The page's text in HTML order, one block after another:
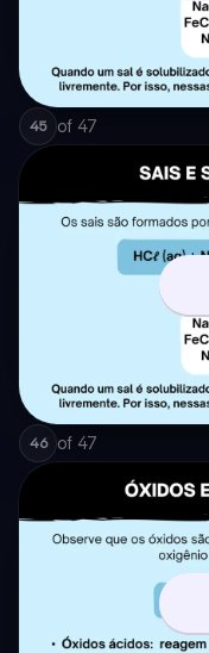
45 of 47
46 of 47